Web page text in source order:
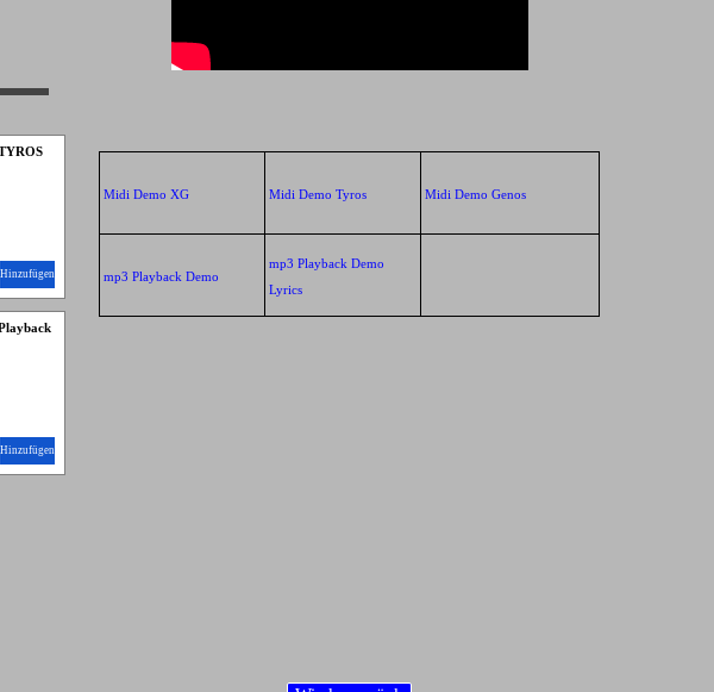
Hinzufügen
Hinzufügen
Midi Demo XG Midi Demo Tyros Midi Demo Genos
mp3 Playback Demo
mp3 Playback Demo
Lyrics